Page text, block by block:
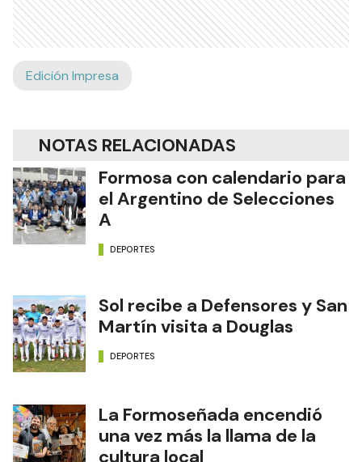
Edición Impresa
NOTAS RELACIONADAS
Formosa con calendario para
el Argentino de Selecciones
A
DEPORTES
Sol recibe a Defensores y San
Martín visita a Douglas
DEPORTES
La Formoseñada encendió
una vez más la llama de la
cultura local